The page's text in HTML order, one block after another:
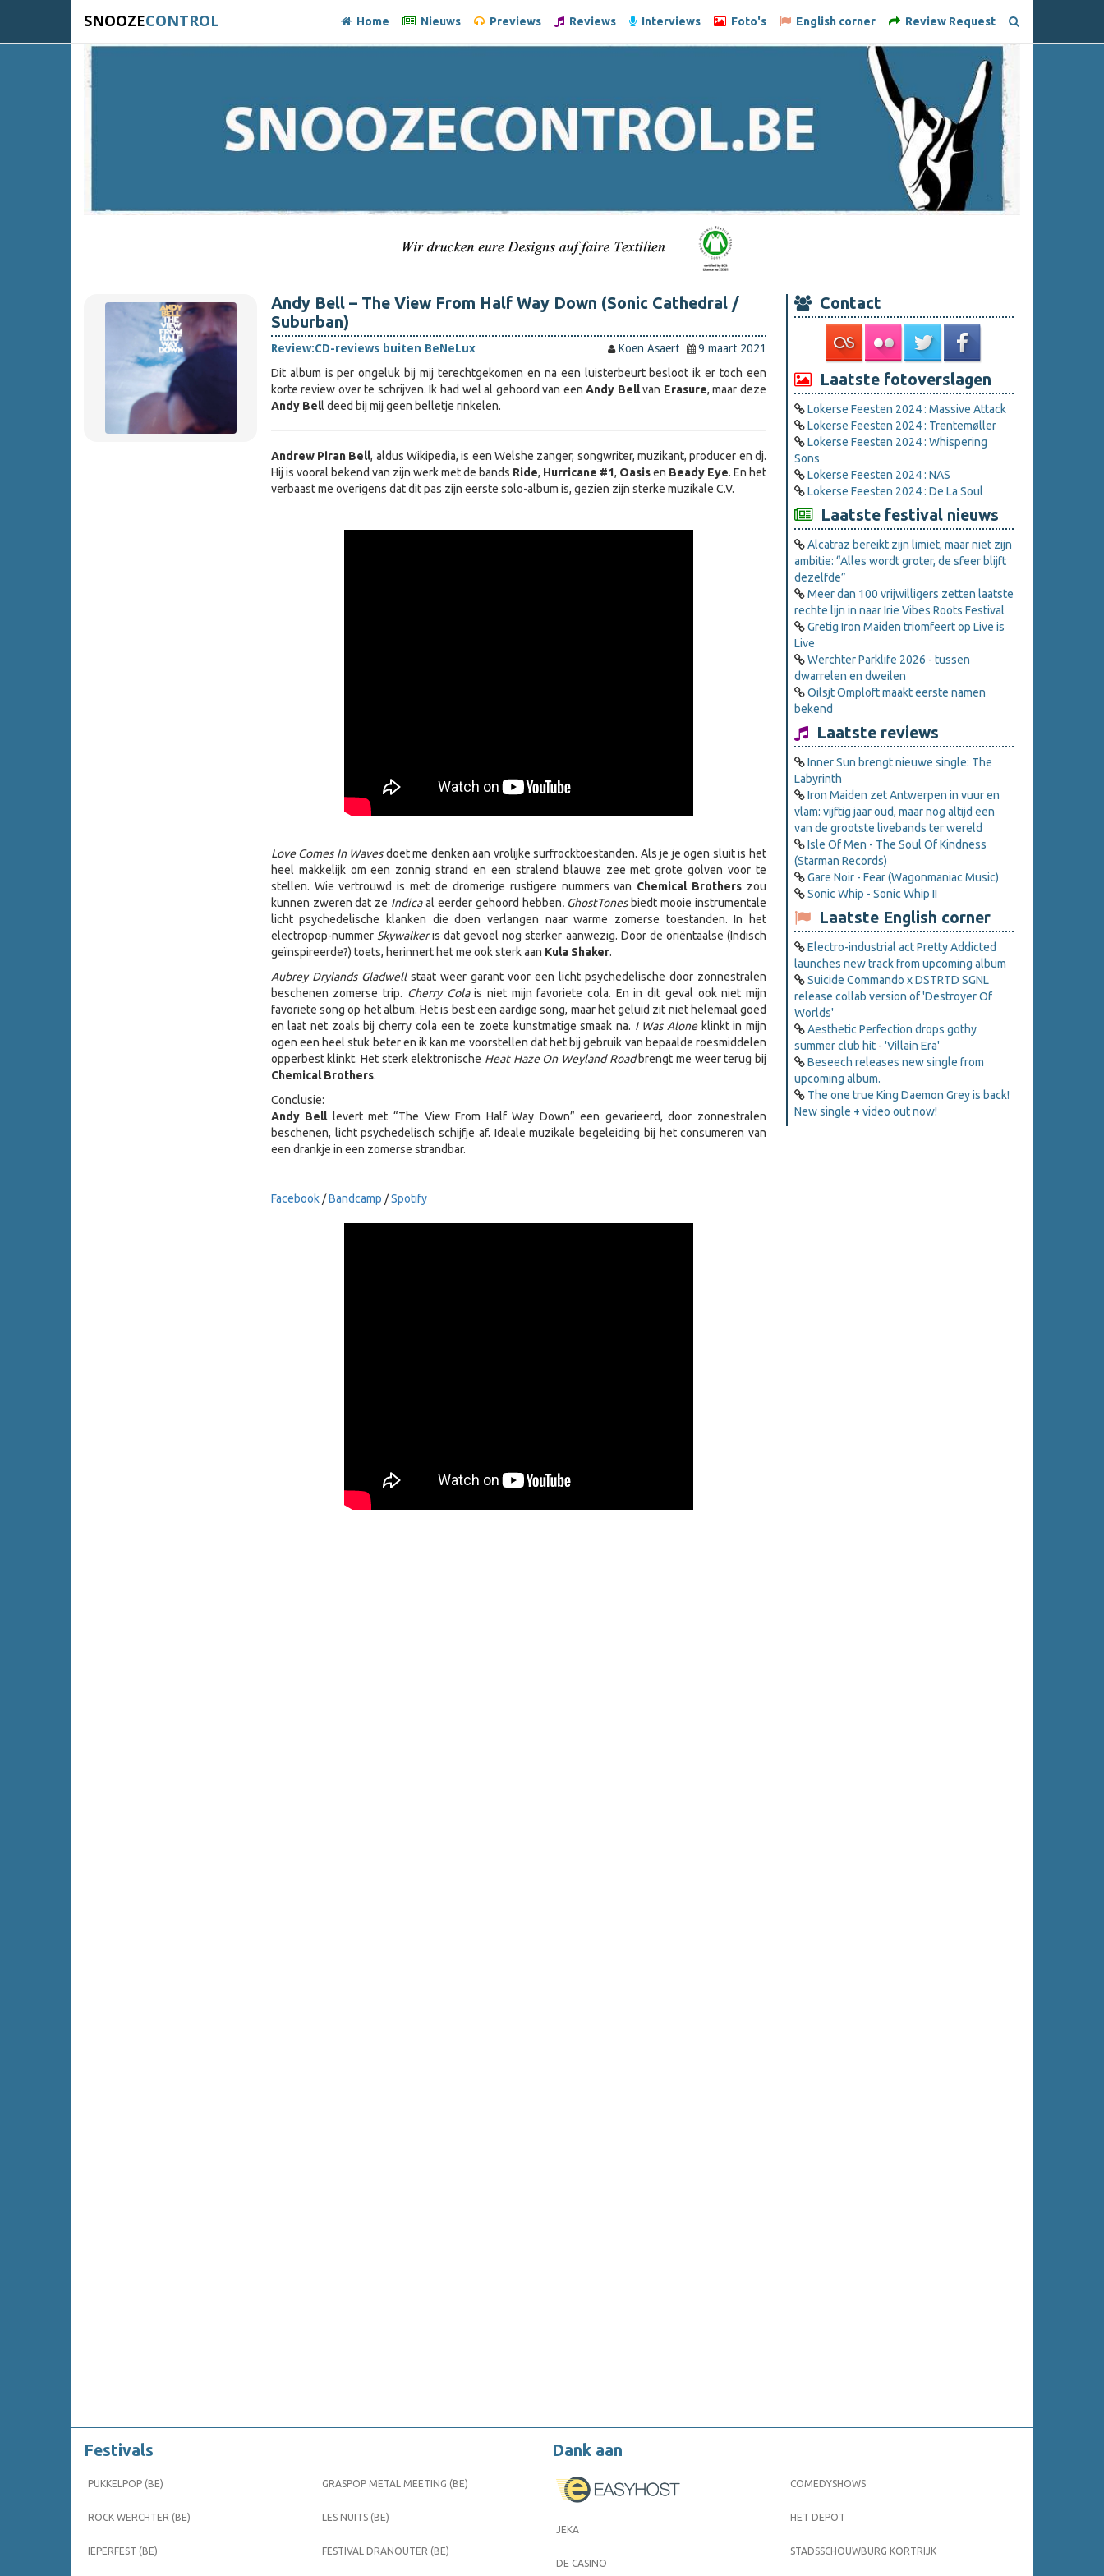
SNOOZECONTROL Home Nieuws Previews Reviews Interviews Foto's English corner Review Request
Andy Bell – The View From Half Way Down (Sonic Cathedral /
Suburban)
Review:CD-reviews buiten BeNeLux Koen Asaert
9 maart 2021
Dit album is per ongeluk bij mij terechtgekomen en na een luisterbeurt besloot ik er toch een
korte review over te schrijven. Ik had wel al gehoord van eenAndy Bellvan Erasure, maar deze
Andy Bell deed bij mij geen belletje rinkelen.
Andrew Piran Bell, aldus Wikipedia, is een Welshe zanger, songwriter, muzikant, producer en dj.
Hij is vooral bekend van zijn werk met de bands Ride, Hurricane #1, Oasisen BeadyEye. En het
verbaast me overigens dat dit pas zijn eerste solo-album is, gezien zijn sterke muzikale C.V.
LoveComesIn Wavesdoet me denken aan vrolijke surfrocktoestanden. Als je je ogen sluit is het
heel makkelijk om een zonnig strand en een stralend blauwe zee met grote golven voor te
stellen. Wie vertrouwd is met de dromerige rustigere nummers van Chemical Brothers zou
kunnen zweren dat ze Indicaal eerder gehoord hebben. GhostTonesbiedt mooie instrumentale
licht psychedelische klanken die doen verlangen naar warme zomerse toestanden. In het
electropop-nummer Skywalkeris dat gevoel nog sterker aanwezig. Door de oriëntaalse (Indisch
geïnspireerde?) toets, herinnert het me ook sterk aan KulaShaker.
Aubrey DrylandsGladwellstaat weer garant voor een licht psychedelische door zonnestralen
beschenen zomerse trip. Cherry Colais niet mijn favoriete cola. En in dit geval ook niet mijn
favoriete song op het album. Het is best een aardige song, maar het geluid zit niet helemaal goed
en laat net zoals bij cherry cola een te zoete kunstmatige smaak na. I Was Aloneklinkt in mijn
ogen een heel stuk beter en ik kan me voorstellen dat het bij gebruik van bepaalde roesmiddelen
opperbest klinkt. Het sterk elektronische Heat Haze On WeylandRoadbrengt me weer terug bij
ChemicalBrothers.
Conclusie:
Andy Belllevert met “The View From Half Way Down” een gevarieerd, door zonnestralen
beschenen, licht psychedelisch schijfje af. Ideale muzikale begeleiding bij het consumeren van
een drankje in een zomerse strandbar.
Facebook/Bandcamp /Spotify
Contact
Laatste fotoverslagen
Lokerse Feesten 2024 : Massive Attack
Lokerse Feesten 2024 : Trentemøller
Lokerse Feesten 2024 : Whispering
Sons
Lokerse Feesten 2024 : NAS
Lokerse Feesten 2024 : De La Soul
Laatste festival nieuws
Alcatraz bereikt zijn limiet, maar niet zijn
ambitie: “Alles wordt groter, de sfeer blijft
dezelfde”
Meer dan 100 vrijwilligers zetten laatste
rechte lijn in naar Irie Vibes Roots Festival
Gretig Iron Maiden triomfeert op Live is
Live
Werchter Parklife 2026 - tussen
dwarrelen en dweilen
Oilsjt Omploft maakt eerste namen
bekend
Laatste reviews
Inner Sun brengt nieuwe single: The
Labyrinth
Iron Maiden zet Antwerpen in vuur en
vlam: vijftig jaar oud, maar nog altijd een
van de grootste livebands ter wereld
Isle Of Men - The Soul Of Kindness
(Starman Records)
Gare Noir - Fear (Wagonmaniac Music)
Sonic Whip - Sonic Whip II
Laatste English corner
Electro-industrial act Pretty Addicted
launches new track from upcoming album
Suicide Commando x DSTRTD SGNL
release collab version of 'Destroyer Of
Worlds'
Aesthetic Perfection drops gothy
summer club hit - 'Villain Era'
Beseech releases new single from
upcoming album.
The one true King Daemon Grey is back!
New single + video out now!
Festivals
PUKKELPOP (BE)
ROCK WERCHTER (BE)
IEPERFEST (BE)
GRASPOP METAL MEETING (BE)
LES NUITS (BE)
FESTIVAL DRANOUTER (BE)
Dank aan
JEKA
DE CASINO
COMEDYSHOWS
HET DEPOT
STADSSCHOUWBURG KORTRIJK